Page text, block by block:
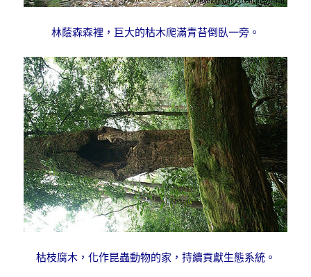
林蔭森森裡，巨大的枯木爬滿青苔倒臥一旁。
枯枝腐木，化作昆蟲動物的家，持續貢獻生態系統。